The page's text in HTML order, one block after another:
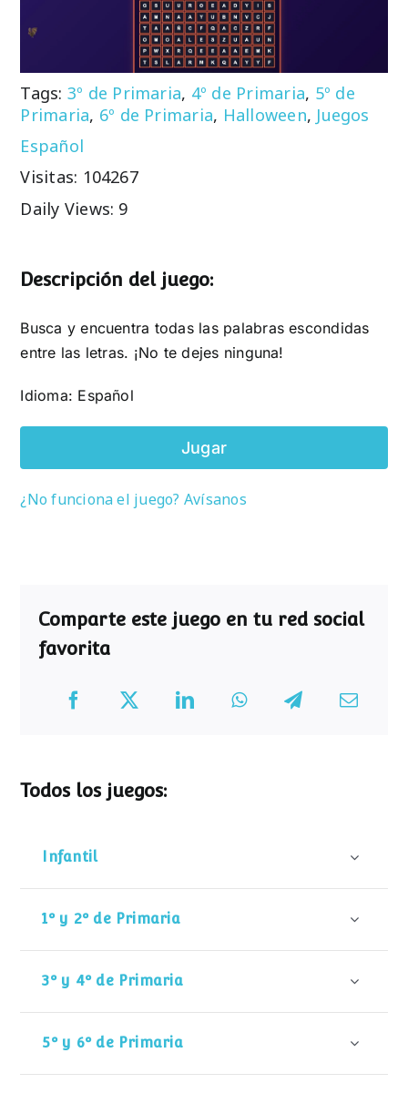
Tags: 3º de Primaria, 4º de Primaria, 5º de
Primaria, 6º de Primaria, Halloween, Juegos
Español
Visitas: 104267
Daily Views: 9
Descripción del juego:
Busca y encuentra todas las palabras escondidas
entre las letras. ¡No te dejes ninguna!
Idioma: Español
Jugar
¿No funciona el juego? Avísanos
Comparte este juego en tu red social
favorita
Todos los juegos:
Infantil
1º y 2º de Primaria
3º y 4º de Primaria
5º y 6º de Primaria